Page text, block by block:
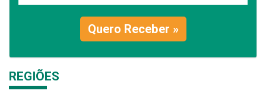
Quero Receber »
REGIÕES